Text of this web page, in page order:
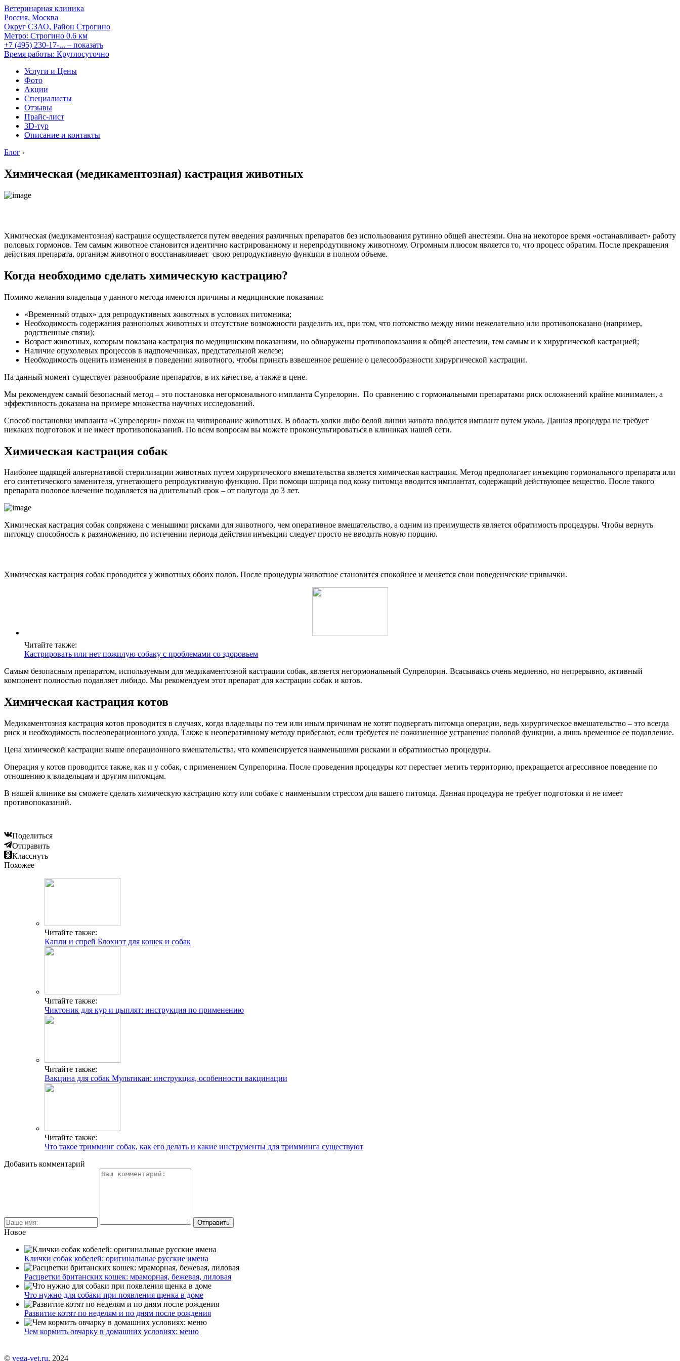
Ветеринарная клиника
Россия, Москва
Округ СЗАО, Район Строгино
Метро: Строгино 0.6 км
+7 (495) 230-17-... – показать
Время работы: Круглосуточно
Услуги и Цены
Фото
Акции
Специалисты
Отзывы
Прайс-лист
3D-тур
Описание и контакты
Блог ›
Химическая (медикаментозная) кастрация животных
Химическая (медикаментозная) кастрация осуществляется путем введения различных препаратов без использования рутинно общей анестезии. Она на некоторое время «останавливает» работу
половых гормонов. Тем самым животное становится идентично кастрированному и нерепродутивному животному. Огромным плюсом является то, что процесс обратим. После прекращения
действия препарата, организм животного восстанавливает свою репродуктивную функции в полном объеме.
Когда необходимо сделать химическую кастрацию?
Помимо желания владельца у данного метода имеются причины и медицинские показания:
«Временный отдых» для репродуктивных животных в условиях питомника;
Необходимость содержания разнополых животных и отсутствие возможности разделить их, при том, что потомство между ними нежелательно или противопоказано (например,
родственные связи);
Возраст животных, которым показана кастрация по медицинским показаниям, но обнаружены противопоказания к общей анестезии, тем самым и к хирургической кастрацией;
Наличие опухолевых процессов в надпочечниках, предстательной железе;
Необходимость оценить изменения в поведении животного, чтобы принять взвешенное решение о целесообразности хирургической кастрации.
На данный момент существует разнообразие препаратов, в их качестве, а также в цене.
Мы рекомендуем самый безопасный метод – это постановка негормонального импланта Супрелорин. По сравнению с гормональными препаратами риск осложнений крайне минимален, а
эффективность доказана на примере множества научных исследований.
Способ постановки импланта «Супрелорин» похож на чипирование животных. В область холки либо белой линии живота вводится имплант путем укола. Данная процедура не требует
никаких подготовок и не имеет противопоказаний. По всем вопросам вы можете проконсультироваться в клиниках нашей сети.
Химическая кастрация собак
Наиболее щадящей альтернативой стерилизации животных путем хирургического вмешательства является химическая кастрация. Метод предполагает инъекцию гормонального препарата или
его синтетического заменителя, угнетающего репродуктивную функцию. При помощи шприца под кожу питомца вводится имплантат, содержащий действующее вещество. После такого
препарата половое влечение подавляется на длительный срок – от полугода до 3 лет.
Химическая кастрация собак сопряжена с меньшими рисками для животного, чем оперативное вмешательство, а одним из преимуществ является обратимость процедуры. Чтобы вернуть
питомцу способность к размножению, по истечении периода действия инъекции следует просто не вводить новую порцию.
Химическая кастрация собак проводится у животных обоих полов. После процедуры животное становится спокойнее и меняется свои поведенческие привычки.
Читайте также:
Кастрировать или нет пожилую собаку с проблемами со здоровьем
Самым безопасным препаратом, используемым для медикаментозной кастрации собак, является негормональный Супрелорин. Всасываясь очень медленно, но непрерывно, активный
компонент полностью подавляет либидо. Мы рекомендуем этот препарат для кастрации собак и котов.
Химическая кастрация котов
Медикаментозная кастрация котов проводится в случаях, когда владельцы по тем или иным причинам не хотят подвергать питомца операции, ведь хирургическое вмешательство – это всегда
риск и необходимость послеоперационного ухода. Также к неоперативному методу прибегают, если требуется не пожизненное устранение половой функции, а лишь временное ее подавление.
Цена химической кастрации выше операционного вмешательства, что компенсируется наименьшими рисками и обратимостью процедуры.
Операция у котов проводится также, как и у собак, с применением Супрелорина. После проведения процедуры кот перестает метить территорию, прекращается агрессивное поведение по
отношению к владельцам и другим питомцам.
В нашей клинике вы сможете сделать химическую кастрацию коту или собаке с наименьшим стрессом для вашего питомца. Данная процедура не требует подготовки и не имеет
противопоказаний.
Поделиться
Отправить
Класснуть
Похожее
Читайте также:
Капли и спрей Блохнэт для кошек и собак
Читайте также:
Чиктоник для кур и цыплят: инструкция по применению
Читайте также:
Вакцина для собак Мультикан: инструкция, особенности вакцинации
Читайте также:
Что такое тримминг собак, как его делать и какие инструменты для тримминга существуют
Добавить комментарий
Новое
Клички собак кобелей: оригинальные русские имена
Расцветки британских кошек: мраморная, бежевая, лиловая
Что нужно для собаки при появления щенка в доме
Развитие котят по неделям и по дням после рождения
Чем кормить овчарку в домашних условиях: меню
© vega-vet.ru, 2024